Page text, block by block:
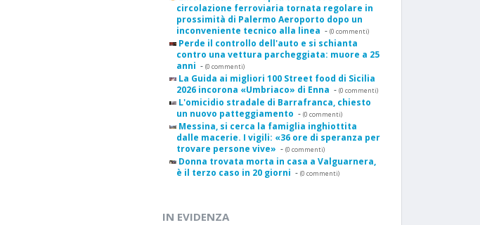
circolazione ferroviaria tornata regolare in
prossimità di Palermo Aeroporto dopo un
inconveniente tecnico alla linea - (0 commenti)
Perde il controllo dell'auto e si schianta
contro una vettura parcheggiata: muore a 25
anni - (0 commenti)
La Guida ai migliori 100 Street food di Sicilia
2026 incorona «Umbriaco» di Enna - (0 commenti)
L'omicidio stradale di Barrafranca, chiesto
un nuovo patteggiamento - (0 commenti)
Messina, si cerca la famiglia inghiottita
dalle macerie. I vigili: «36 ore di speranza per
trovare persone vive» - (0 commenti)
Donna trovata morta in casa a Valguarnera,
è il terzo caso in 20 giorni - (0 commenti)
IN EVIDENZA